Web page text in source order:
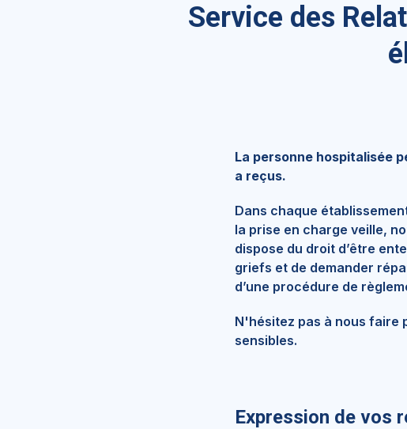
Service des
La personne hospitalisée
a reçus.
Dans chaque
la prise en charge veille,
dispose du droit d’être
griefs et de demander
d’une procédure de
N'hésitez pas à nous faire
sensibles.
Expression de vos